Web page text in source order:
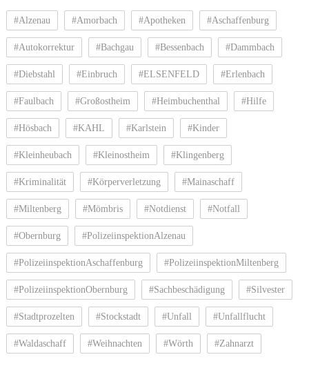
#Alzenau #Amorbach #Apotheken #Aschaffenburg
#Autokorrektur #Bachgau #Bessenbach #Dammbach
#Diebstahl #Einbruch #ELSENFELD #Erlenbach
#Faulbach #Großostheim #Heimbuchenthal #Hilfe
#Hösbach #KAHL #Karlstein #Kinder
#Kleinheubach #Kleinostheim #Klingenberg
#Kriminalität #Körperverletzung #Mainaschaff
#Miltenberg #Mömbris #Notdienst #Notfall
#Obernburg #PolizeiinspektionAlzenau
#PolizeiinspektionAschaffenburg #PolizeiinspektionMiltenberg
#PolizeiinspektionObernburg #Sachbeschädigung #Silvester
#Stadtprozelten #Stockstadt #Unfall #Unfallflucht
#Waldaschaff #Weihnachten #Wörth #Zahnarzt